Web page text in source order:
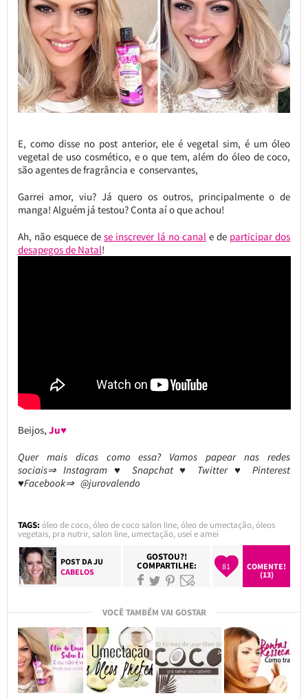
E, como disse no post anterior, ele é vegetal sim, é um óleo
vegetal de uso cosmético, e o que tem, além do óleo de coco,
são agentes de fragrância e conservantes,
Garrei amor, viu? Já quero os outros, principalmente o de
manga! Alguém já testou? Conta aí o que achou!
Ah, não esquece dese inscrever lá no canale de participar dos
desapegos de Natal!
Beijos, Ju♥
Quer mais dicas como essa? Vamos papear nas redes
sociais⇒ Instagram ♥ Snapchat ♥ Twitter ♥ Pinterest
♥Facebook⇒ @jurovalendo
TAGS: óleo de coco,óleo de coco salon line,óleo de umectação,óleos
vegetais, pra nutrir,salon line, umectação, usei e amei
POST DAJU
CABELOS
GOSTOU?!
COMPARTILHE: 81
COMENTE!
(13)
VOCÊ TAMBÉM VAI GOSTAR